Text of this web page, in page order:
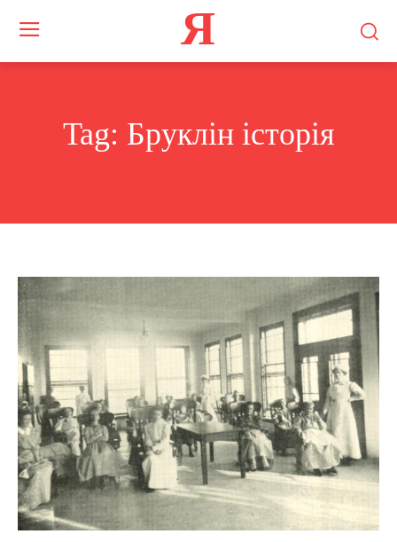
Я
Tag: Бруклін історія